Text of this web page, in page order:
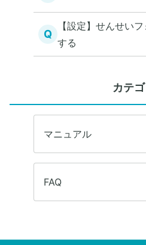
Q
【設定】せんせい
する
カテゴ
マニュアル
FAQ